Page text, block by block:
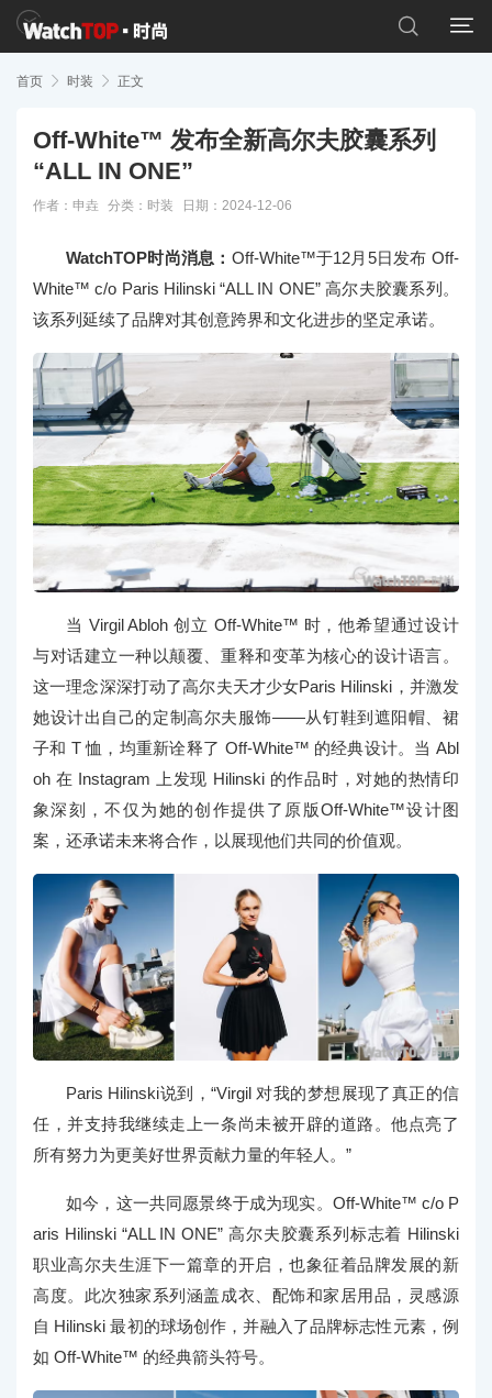


首页  时装  正文
Off-White™ 发布全新高尔夫胶囊系列
“ALL IN ONE”
作者：申垚 分类： 时装 日期：2024-12-06
WatchTOP时尚消息： Off-White™于12月5日发布 Off-
White™ c/o Paris Hilinski “ALL IN ONE” 高尔夫胶囊系列。
该系列延续了品牌对其创意跨界和文化进步的坚定承诺。
当 Virgil Abloh 创立 Off-White™ 时，他希望通过设计
与对话建立一种以颠覆、重释和变革为核心的设计语言。
这一理念深深打动了高尔夫天才少女Paris Hilinski，并激发
她设计出自己的定制高尔夫服饰——从钉鞋到遮阳帽、裙
子和 T 恤，均重新诠释了 Off-White™ 的经典设计。当 Abl
oh 在 Instagram 上发现 Hilinski 的作品时，对她的热情印
象深刻，不仅为她的创作提供了原版Off-White™设计图
案，还承诺未来将合作，以展现他们共同的价值观。
Paris Hilinski说到，“Virgil 对我的梦想展现了真正的信
任，并支持我继续走上一条尚未被开辟的道路。他点亮了
所有努力为更美好世界贡献力量的年轻人。”
如今，这一共同愿景终于成为现实。Off-White™ c/o P
aris Hilinski “ALL IN ONE” 高尔夫胶囊系列标志着 Hilinski
职业高尔夫生涯下一篇章的开启，也象征着品牌发展的新
高度。此次独家系列涵盖成衣、配饰和家居用品，灵感源
自 Hilinski 最初的球场创作，并融入了品牌标志性元素，例
如 Off-White™ 的经典箭头符号。